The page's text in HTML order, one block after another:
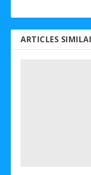
ARTICLES